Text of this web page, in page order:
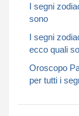
I segni
sono
I segni
ecco quali
Oroscopo
per tutti i